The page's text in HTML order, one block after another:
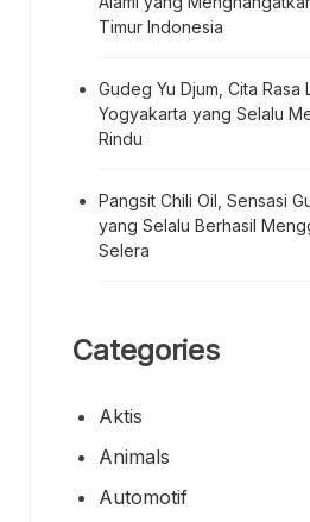
Timur Indonesia
Gudeg Yu Djum, Cita Rasa
Yogyakarta yang Selalu
Rindu
Pangsit Chili Oil, Sensasi
yang Selalu Berhasil
Selera
Categories
Aktis
Animals
Automotif